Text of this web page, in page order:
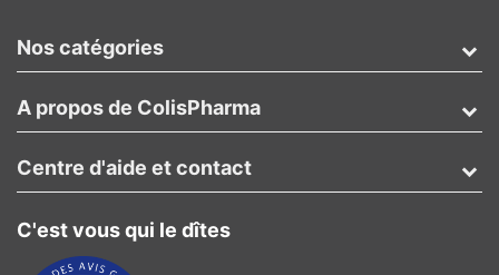
Nos catégories
A propos de ColisPharma
C'est vous qui le dîtes
Centre d'aide et contact